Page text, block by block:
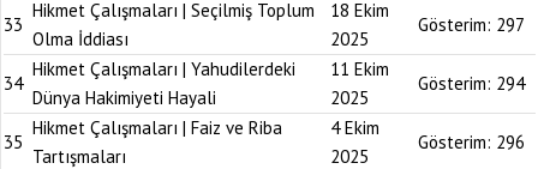
33
Hikmet Çalışmaları | Seçilmiş Toplum
Olma İddiası
18 Ekim
2025
Gösterim: 297
34
Hikmet Çalışmaları | Yahudilerdeki
Dünya Hakimiyeti Hayali
11 Ekim
2025
Gösterim: 294
35
Hikmet Çalışmaları | Faiz ve Riba
Tartışmaları
4 Ekim
2025
Gösterim: 296